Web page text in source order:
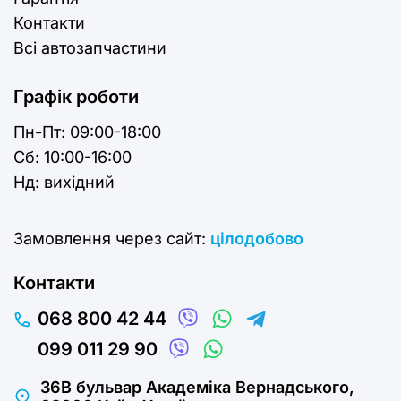
Контакти
Всі автозапчастини
Графік роботи
Пн-Пт: 09:00-18:00
Cб: 10:00-16:00
Нд: вихідний
Замовлення через сайт: цілодобово
Контакти
068 800 42 44
099 011 29 90
36В бульвар Академіка Вернадського,